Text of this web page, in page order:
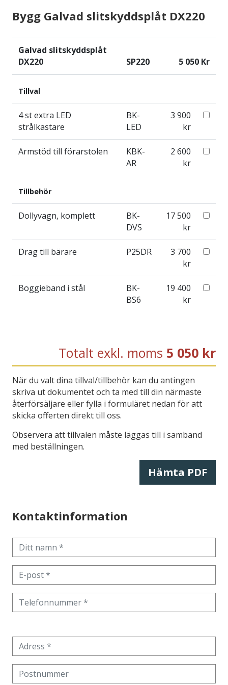
Bygg Galvad slitskyddsplåt DX220
Galvad slitskyddsplåt
DX220
SP220 5 050 Kr
Tillval
4 st extra LED
strålkastare
BK-
LED
3 900
kr
Armstöd till förarstolen
KBK-
AR
2 600
kr
Tillbehör
Dollyvagn, komplett
BK-
DVS
17 500
kr
Drag till bärare P25DR
3 700
kr
Boggieband i stål
BK-
BS6
19 400
kr
Totalt exkl. moms 5 050 kr
När du valt dina tillval/tillbehör kan du antingen
skriva ut dokumentet och ta med till din närmaste
återförsäljare eller fylla i formuläret nedan för att
skicka offerten direkt till oss.
Observera att tillvalen måste läggas till i samband
med beställningen.
Hämta PDF
Kontaktinformation